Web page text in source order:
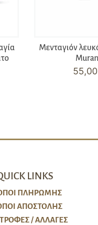
Μενταγιόν
55,00
LINKS
ΠΛΗΡΩΜΉΣ
ΑΠΟΣΤΟΛΉΣ
/ ΑΛΛΑΓΈΣ